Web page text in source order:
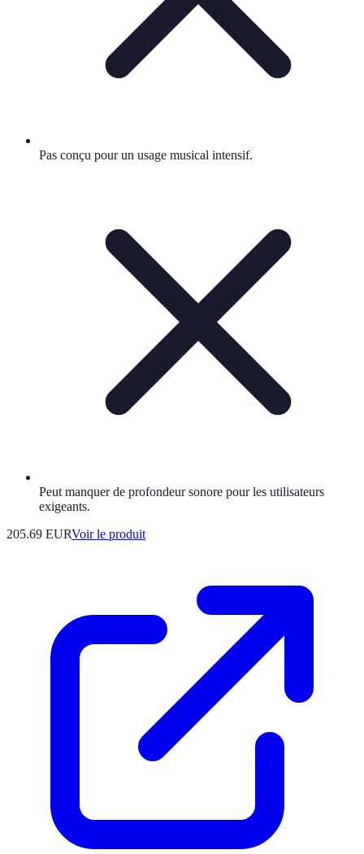
Pas conçu pour un usage musical intensif.
Peut manquer de profondeur sonore pour les utilisateurs
exigeants.
205.69 EURVoir le produit